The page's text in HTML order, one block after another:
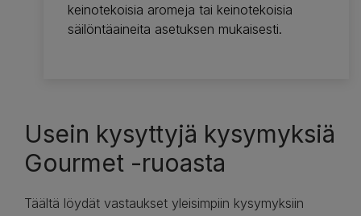
keinotekoisia aromeja tai keinotekoisia
säilöntäaineita asetuksen mukaisesti.
Usein kysyttyjä kysymyksiä
Gourmet -ruoasta
Täältä löydät vastaukset yleisimpiin kysymyksiin